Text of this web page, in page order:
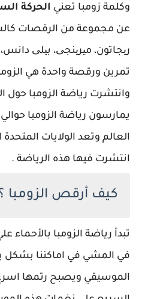
وكلمة زومبا تعني الحركة
عن مجموعة من الرقصات
ریجاتون، میرینجی، بیلی
تمرين ورقصة واحدة هي
وانتشرت رياضة الزومبا حول
العالم وتعد الولايات المتحدة
انتشرت فيها هذه الرياضة .
كيف أرقص الزومبا
تبدأ رياضة الزومبا
في المشي في اماكننا بشكل
الموسيقي ويصبح رتمها